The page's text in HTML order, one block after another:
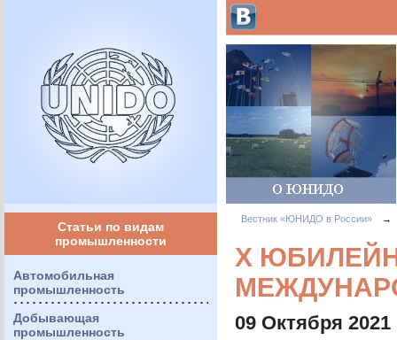
Статьи по видам
промышленности
Автомобильная
промышленность
Добывающая
промышленность
Вестник «ЮНИДО в России» →
X
09 Октября 2021